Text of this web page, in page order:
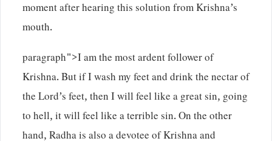
moment after hearing this solution from Krishna’s
mouth.
paragraph">I am the most ardent follower of
Krishna. But if I wash my feet and drink the nectar of
the Lord’s feet, then I will feel like a great sin, going
to hell, it will feel like a terrible sin. On the other
hand, Radha is also a devotee of Krishna and